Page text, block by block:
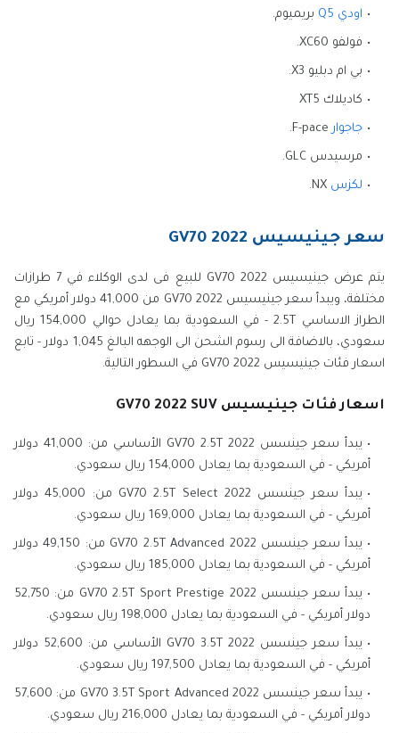
اودي Q5 بريميوم.
فولفو XC60.
بي ام دبليو X3.
كاديلاك XT5
جاجوار
مرسيدس GLC.
لكزس
سعر جينيسيس GV70 2022
يتم عرض جينيسيس GV70 2022 للبيع فى لدى الوكلاء في 7 طرازات
مختلفة، ويبدأ سعر جينيسيس GV70 2022 من 41,000 دولار أمريكي مع
الطراز الاساسي 2.5T - في السعودية بما يعادل حوالي 154,000 ريال
سعودي، بالاضافة الى رسوم الشحن الى الوجهه البالغ 1,045 دولار - تابع
اسعار فئات جينيسيس GV70 2022 في السطور التالية.
اسعار فئات جينيسيس GV70 2022 SUV
يبدأ سعر جينسس GV70 2.5T 2022 الأساسي من: 41,000 دولار
أمريكي - في السعودية بما يعادل 154,000 ريال سعودي.
يبدأ سعر جينسس GV70 2.5T Select 2022 من: 45,000 دولار
أمريكي - في السعودية بما يعادل 169,000 ريال سعودي.
يبدأ سعر جينسس GV70 2.5T Advanced 2022 من: 49,150 دولار
أمريكي - في السعودية بما يعادل 185,000 ريال سعودي.
يبدأ سعر جينسس GV70 2.5T Sport Prestige 2022 من: 52,750
دولار أمريكي - في السعودية بما يعادل 198,000 ريال سعودي.
يبدأ سعر جينسس GV70 3.5T 2022 الأساسي من: 52,600 دولار
أمريكي - في السعودية بما يعادل 197,500 ريال سعودي.
يبدأ سعر جينسس GV70 3.5T Sport Advanced 2022 من: 57,600
دولار أمريكي - في السعودية بما يعادل 216,000 ريال سعودي.